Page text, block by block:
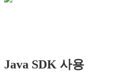
Java SDK 사용